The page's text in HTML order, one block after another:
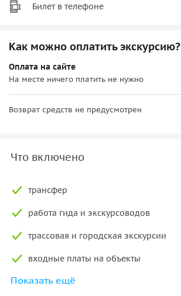
Билет в телефоне
Как можно оплатить экскурсию?
Оплата на сайте
На месте ничего платить не нужно
Возврат средств не предусмотрен
Что включено
трансфер
работа гида и экскурсоводов
трассовая и городская экскурсии
входные платы на объекты
экскурсия на К-21
Показать ещё